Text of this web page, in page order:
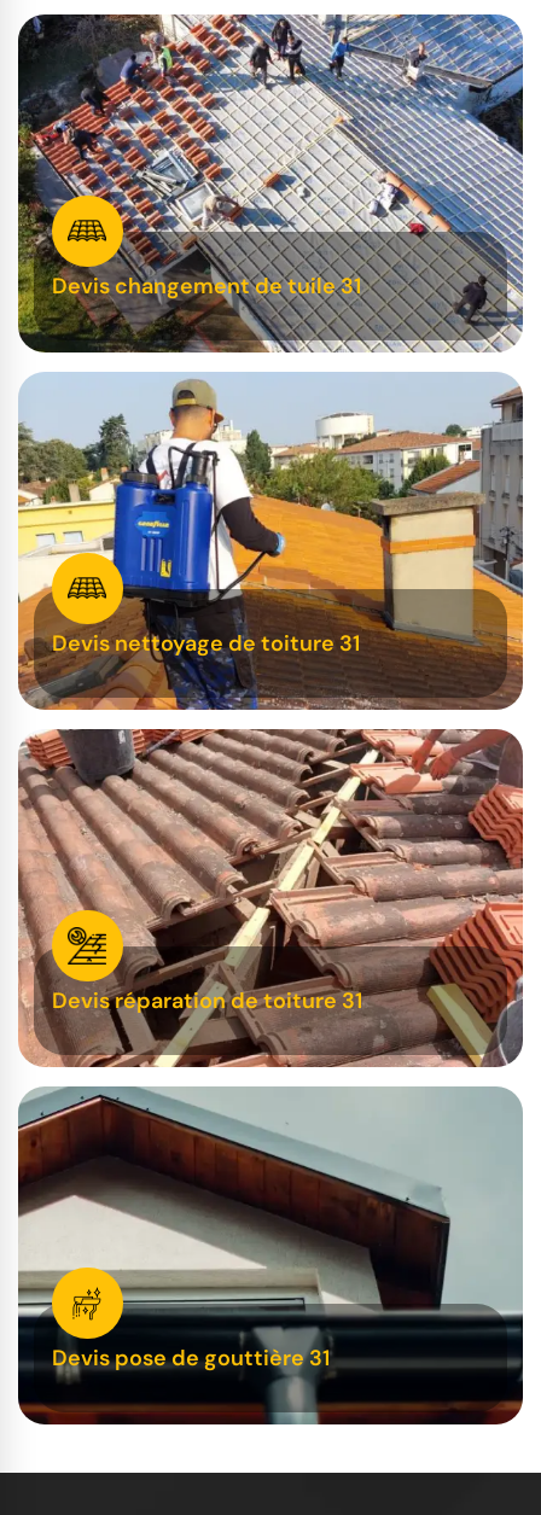
Devis changement de tuile 31
Devis nettoyage de toiture 31
Devis réparation de toiture 31
Devis pose de gouttière 31